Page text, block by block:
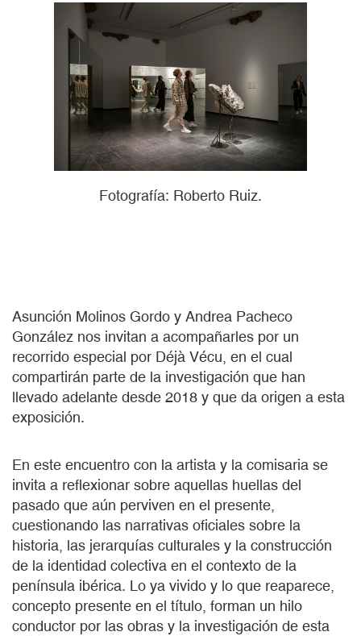
Fotografía: Roberto Ruiz.
Asunción Molinos Gordo y Andrea Pacheco
González nos invitan a acompañarles por un
recorrido especial por Déjà Vécu, en el cual
compartirán parte de la investigación que han
llevado adelante desde 2018 y que da origen a esta
exposición.
En este encuentro con la artista y la comisaria se
invita a reflexionar sobre aquellas huellas del
pasado que aún perviven en el presente,
cuestionando las narrativas oficiales sobre la
historia, las jerarquías culturales y la construcción
de la identidad colectiva en el contexto de la
península ibérica. Lo ya vivido y lo que reaparece,
concepto presente en el título, forman un hilo
conductor por las obras y la investigación de esta